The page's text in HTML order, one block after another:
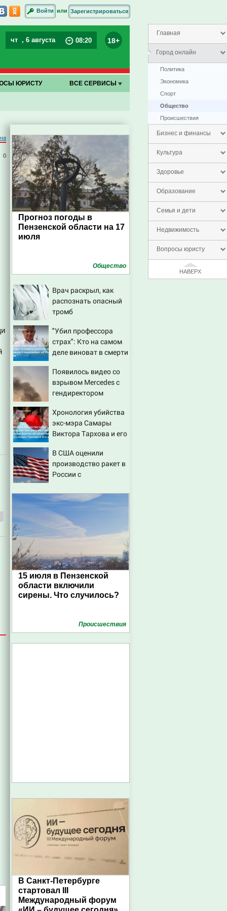
Главная
Город онлайн
Политика
Экономика
Спорт
Общество
Проиcшествия
Бизнес и финансы
Культура
Здоровье
Образование
Семья и дети
Недвижимость
Вопросы юристу
НАВЕРХ
Войти или Зарегистрироваться
чт , 6 августа 08:20 18+
ЮРИСТУ ВСЕ СЕРВИСЫ
0
Прогноз погоды в
Пензенской области на 17
июля
Общество
Врач раскрыл, как
распознать опасный
тромб
"Убил профессора
страх": Кто на самом
деле виноват в смерти
остановившего
мальчишек на поле с
горохом
Появилось видео со
взрывом Mercedes с
гендиректором
Урале
Хронология убийства
экс-мэра Самары
Виктора Тархова и его
шокирующих фактов,
новые подробности
В США оценили
производство ракет в
России с
"Пэтриотов"
15 июля в Пензенской
области включили
сирены. Что случилось?
Проиcшествия
В Санкт-Петербурге
стартовал III
Международный форум